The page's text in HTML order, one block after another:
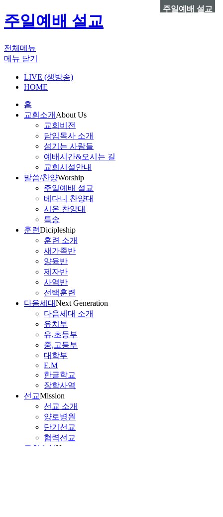
주일예배 설교
전체메뉴
메뉴 닫기
LIVE (생방송)
HOME
홈
교회소개 About Us
교회비전
담임목사 소개
섬기는 사람들
예배시간&오시는 길
교회시설안내
말씀/찬양Worship
주일예배 설교
베다니 찬양대
시온 찬양대
특송
훈련Dicipleship
훈련 소개
새가족반
양육반
제자반
사역반
선택훈련
다음세대Next Generation
다음세대 소개
유치부
유,초등부
중,고등부
대학부
E.M
한글학교
장학사역
선교Mission
선교 소개
양로병원
단기선교
협력선교
교회소식News
주일예배 설교